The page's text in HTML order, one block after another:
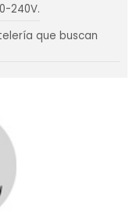
240V.
que buscan